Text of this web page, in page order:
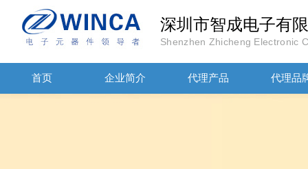
深圳市智成电子有
Shenzhen Zhicheng Electronic
首页 企业简介 代理产品 代理品
JOHANOSN高压贴片电容1206/NPO/1000V/220PF/J档封装